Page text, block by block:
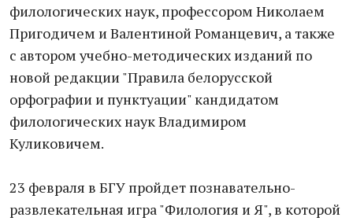
филологических наук, профессором Николаем
Пригодичем и Валентиной Романцевич, а также
с автором учебно-методических изданий по
новой редакции "Правила белорусской
орфографии и пунктуации" кандидатом
филологических наук Владимиром
Куликовичем.
23 февраля в БГУ пройдет познавательно-
развлекательная игра "Филология и Я", в которой